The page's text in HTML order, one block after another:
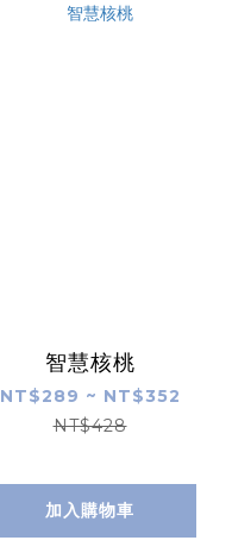
智慧核桃
NT$289 ~ NT$352
NT$428
加入購物車